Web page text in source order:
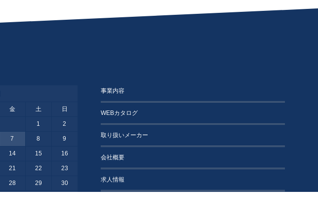
金 土 日
1 2
7 8 9
14 15 16
21 22 23
28 29 30
事業内容
WEBカタログ
取り扱いメーカー
会社概要
求人情報